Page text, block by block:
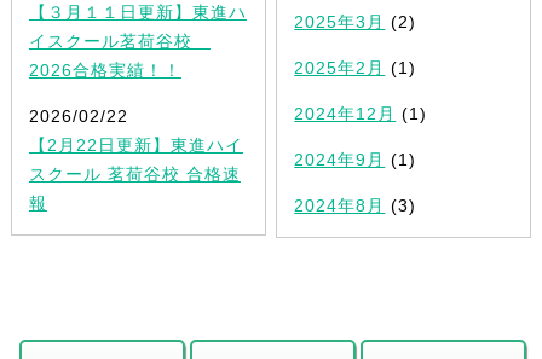
【３月１１日更新】東進ハ
イスクール茗荷谷校
2026合格実績！！
2026/02/22
【2月22日更新】東進ハイ
スクール 茗荷谷校 合格速
報
2025年3月 (2)
2025年2月 (1)
2024年12月 (1)
2024年9月 (1)
2024年8月 (3)